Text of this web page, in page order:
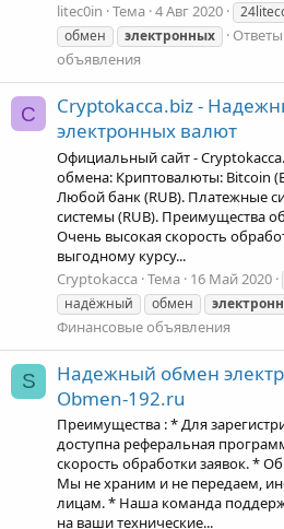
litec0in Тема 4 Авг 2020
обмен
электронных
объявления
C
Cryptokacca.biz -
электронных валют
Официальный сайт -
обмена: Криптовалюты: Bitcoin
Любой банк (RUB). Платежные
системы (RUB). Преимущества
Очень высокая скорость
выгодному курсу...
Cryptokacca Тема 16 Май 2020
надёжный
обмен
Финансовые объявления
S
Надежный обмен
Obmen-192.ru
Преимущества : * Для
доступна реферальная
скорость обработки заявок. *
Мы не храним и не передаем,
лицам. * Наша команда
на ваши технические...